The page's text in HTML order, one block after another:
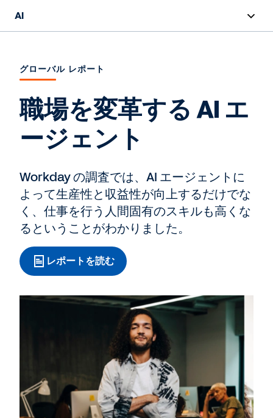
AI
Sana
Agent System of Record
エージェント
価格設定
AI マスタークラス
レポート
AI トピック
お問い合わせ
グローバル レポート
職場を変革する AI エ
ージェント
Workday の調査では、AI エージェントに
よって生産性と収益性が向上するだけでな
く、仕事を行う人間固有のスキルも高くな
るということがわかりました。
レポートを読む